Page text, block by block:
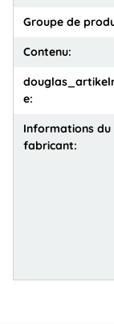
Groupe de
Contenu:
e:
Informations du
fabricant: